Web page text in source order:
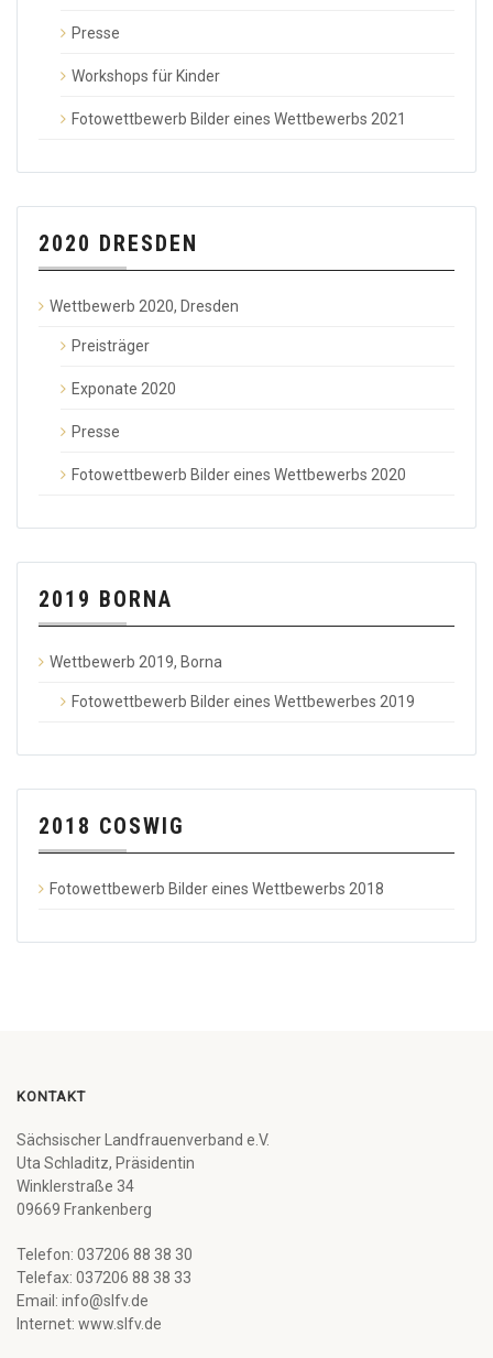
Presse
Workshops für Kinder
Fotowettbewerb Bilder eines Wettbewerbs 2021
2020 DRESDEN
Wettbewerb 2020, Dresden
Preisträger
Exponate 2020
Presse
Fotowettbewerb Bilder eines Wettbewerbs 2020
2019 BORNA
Wettbewerb 2019, Borna
Fotowettbewerb Bilder eines Wettbewerbes 2019
2018 COSWIG
Fotowettbewerb Bilder eines Wettbewerbs 2018
KONTAKT
Sächsischer Landfrauenverband e.V.
Uta Schladitz, Präsidentin
Winklerstraße 34
09669 Frankenberg
Telefon: 037206 88 38 30
Telefax: 037206 88 38 33
Email: info@slfv.de
Internet: www.slfv.de